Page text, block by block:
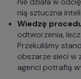
nią sztuczna
Wiedzę
odtworzenia,
Przekuliśmy
obszarze sieci w
agenci potrafią